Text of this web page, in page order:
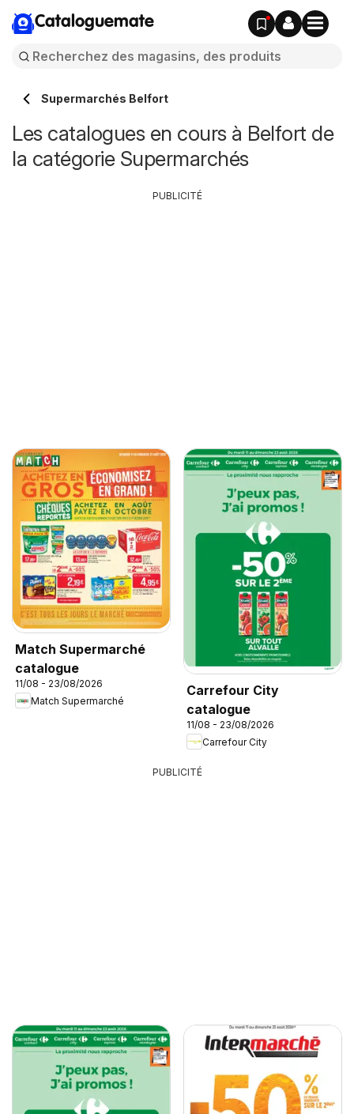
Cataloguemate
Supermarchés Belfort
Les catalogues en cours à Belfort de
la catégorie Supermarchés
Match Supermarché
catalogue
11/08 - 23/08/2026
Match Supermarché
Carrefour City
catalogue
11/08 - 23/08/2026
Carrefour City
PUBLICITÉ
PUBLICITÉ